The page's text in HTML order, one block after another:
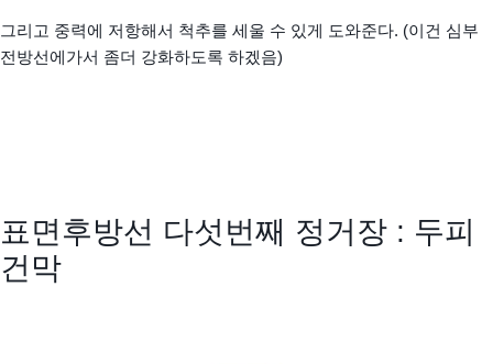
그리고 중력에 저항해서 척추를 세울 수 있게 도와준다. (이건 심부
전방선에가서 좀더 강화하도록 하겠음)
표면후방선 다섯번째 정거장 : 두피
건막